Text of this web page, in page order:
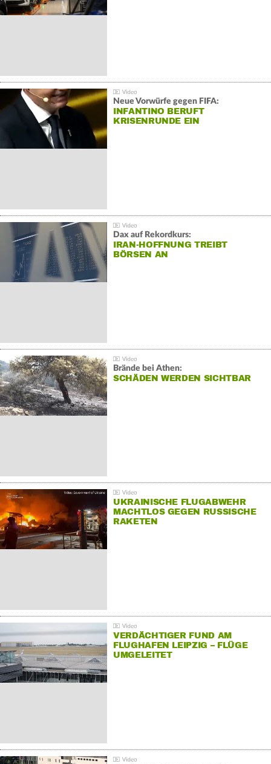
Neue Vorwürfe gegen FIFA:
INFANTINO BERUFT
KRISENRUNDE EIN
Dax auf Rekordkurs:
IRAN-HOFFNUNG TREIBT
BÖRSEN AN
Brände bei Athen:
SCHÄDEN WERDEN SICHTBAR
UKRAINISCHE FLUGABWEHR
MACHTLOS GEGEN RUSSISCHE
RAKETEN
VERDÄCHTIGER FUND AM
FLUGHAFEN LEIPZIG – FLÜGE
UMGELEITET